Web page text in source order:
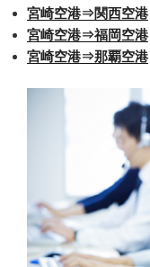
宮崎空港⇒関西空港
宮崎空港⇒福岡空港
宮崎空港⇒那覇空港